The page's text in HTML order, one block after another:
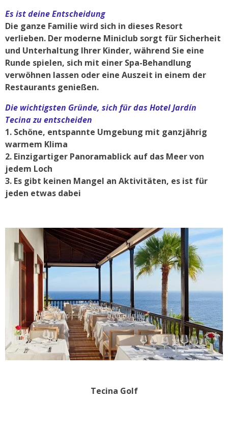
Es ist deine Entscheidung
Die ganze Familie wird sich in dieses Resort
verlieben. Der moderne Miniclub sorgt für Sicherheit
und Unterhaltung Ihrer Kinder, während Sie eine
Runde spielen, sich mit einer Spa-Behandlung
verwöhnen lassen oder eine Auszeit in einem der
Restaurants genießen.
Die wichtigsten Gründe, sich für das Hotel Jardín
Tecina zu entscheiden
1. Schöne, entspannte Umgebung mit ganzjährig
warmem Klima
2. Einzigartiger Panoramablick auf das Meer von
jedem Loch
3. Es gibt keinen Mangel an Aktivitäten, es ist für
jeden etwas dabei
Tecina Golf